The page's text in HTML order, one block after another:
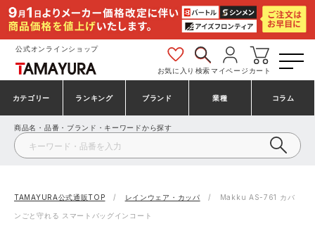
公式オンラインショップ
お気に入り 検索マイページ カート
カテゴリー
安全靴・作業靴
ランキング
安全靴ランキング
安全靴スニーカーランキング
ブランド
アシックス
プーマ コンバース（CONVERSE）
業種
建設・建築作業服
製造・工場作業服
コラム
商品名・品番・ブランド・キーワードから探す
TAMAYURA公式通販TOP レインウェア・カッパ Makku AS-761 カバ
ンごと守れる スマートバッグインコート